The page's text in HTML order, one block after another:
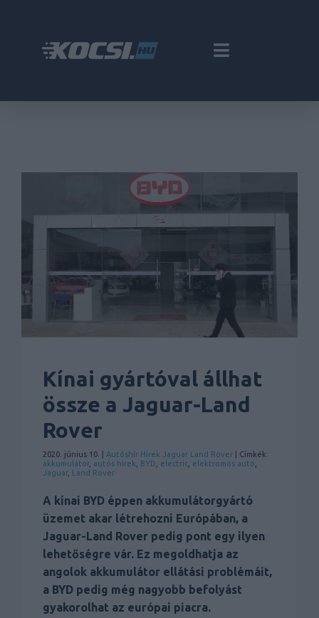
Kínai gyártóval állhat
össze a Jaguar-Land
Rover
2020. június 10. | Autóshír Hírek Jaguar Land Rover | Címkék:
akkumulátor, autós hírek BYD electric elektromos autó
Jaguar, Land Rover
A kínai BYD éppen akkumulátorgyártó
üzemet akar létrehozni Európában, a
Jaguar-Land Rover pedig pont egy ilyen
lehetőségre vár. Ez megoldhatja az
angolok akkumulátor ellátási problémáit,
a BYD pedig még nagyobb befolyást
gyakorolhat az európai piacra.